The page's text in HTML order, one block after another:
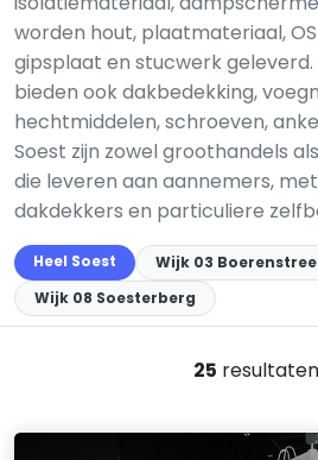
worden hout, plaatmateriaal,
gipsplaat en stucwerk
bieden ook dakbedekking,
hechtmiddelen, schroeven,
Soest zijn zowel groothandels
die leveren aan aannemers,
dakdekkers en particuliere
Heel Soest
Wijk 03
Wijk 08 Soesterberg
25 resultaten